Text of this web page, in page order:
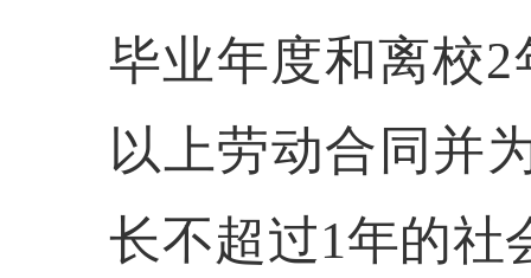
毕业年度和离校
以上劳动合同并
长不超过1年的社